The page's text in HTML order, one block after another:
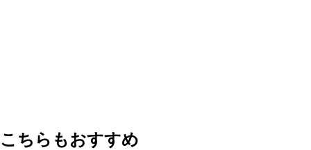
こちらもおすすめ